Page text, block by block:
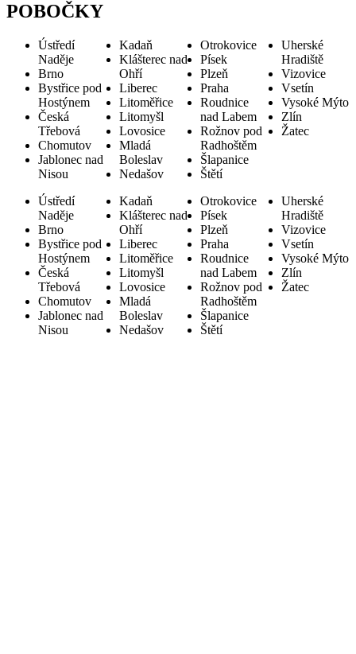
POBOČKY
Ústředí
Naděje
Brno
Bystřice pod
Hostýnem
Česká
Třebová
Chomutov
Jablonec nad
Nisou
Kadaň
Klášterec nad
Ohří
Liberec
Litoměřice
Litomyšl
Lovosice
Mladá
Boleslav
Nedašov
Otrokovice
Písek
Plzeň
Praha
Roudnice
nad Labem
Rožnov pod
Radhoštěm
Šlapanice
Štětí
Uherské
Hradiště
Vizovice
Vsetín
Vysoké Mýto
Zlín
Žatec
Ústředí
Naděje
Brno
Bystřice pod
Hostýnem
Česká
Třebová
Chomutov
Jablonec nad
Nisou
Kadaň
Klášterec nad
Ohří
Liberec
Litoměřice
Litomyšl
Lovosice
Mladá
Boleslav
Nedašov
Otrokovice
Písek
Plzeň
Praha
Roudnice
nad Labem
Rožnov pod
Radhoštěm
Šlapanice
Štětí
Uherské
Hradiště
Vizovice
Vsetín
Vysoké Mýto
Zlín
Žatec